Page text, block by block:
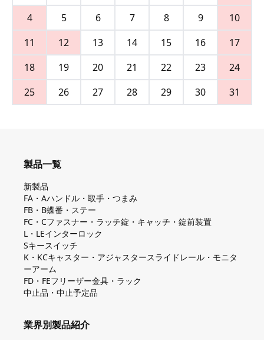
4
5 6 7 8 9
10
11
12 13 14 15 16
17
18
19 20 21 22 23
24
25
26 27 28 29 30 31
製品一覧
新製品
FA・Aハンドル・取手・つまみ
FB・B蝶番・ステー
FC・Cファスナー・ラッチ錠・キャッチ・錠前装置
L・LEインターロック
Sキースイッチ
K・KCキャスター・アジャスタースライドレール・モニタ
ーアーム
FD・FEフリーザー金具・ラック
中止品・中止予定品
業界別製品紹介